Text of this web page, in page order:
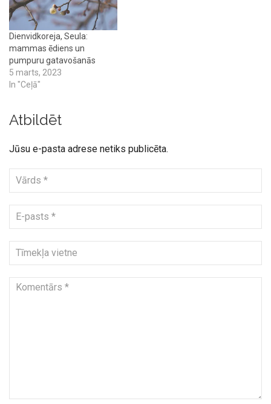
Dienvidkoreja, Seula:
mammas ēdiens un
pumpuru gatavošanās
5 marts, 2023
In "Ceļā"
Atbildēt
Jūsu e-pasta adrese netiks publicēta.